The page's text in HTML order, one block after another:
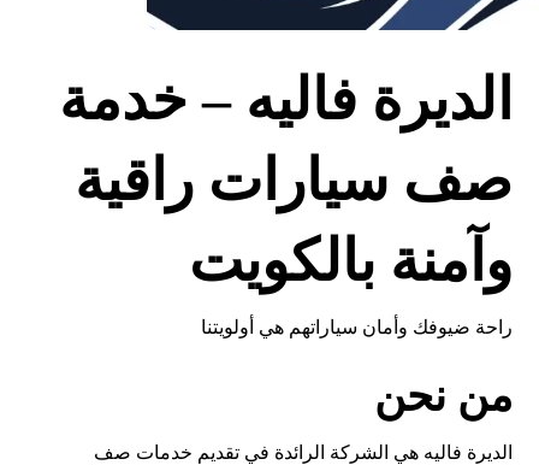
الديرة فاليه – خدمة
صف سيارات راقية
وآمنة بالكويت
راحة ضيوفك وأمان سياراتهم هي أولويتنا
من نحن
الديرة فاليه هي الشركة الرائدة في تقديم خدمات صف